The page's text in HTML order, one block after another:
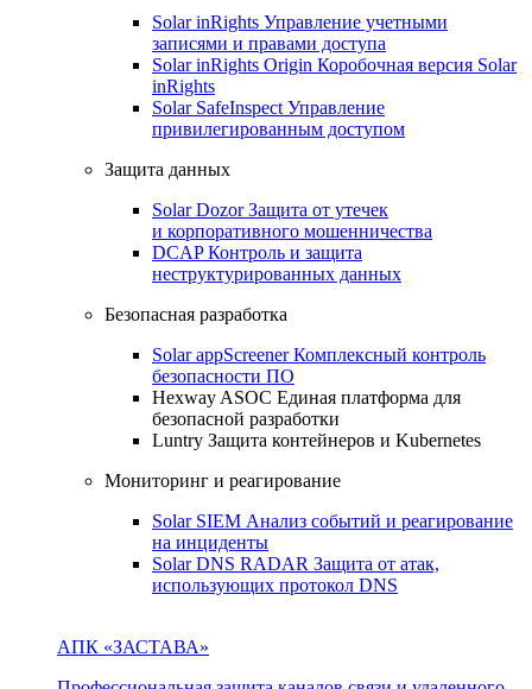
Solar inRights Управление учетными
записями и правами доступа
Solar inRights Origin Коробочная версия Solar
inRights
Solar SafeInspect Управление
привилегированным доступом
Защита данных
Solar DozorЗащита от утечек
и корпоративного мошенничества
DCAPКонтроль и защита
неструктурированных данных
Безопасная разработка
Solar appScreenerКомплексный контроль
безопасности ПО
Hexway ASOC Единая платформа для
безопасной разработки
Luntry Защита контейнеров и Kubernetes
Мониторинг и реагирование
Solar SIEM Анализ событий и реагирование
на инциденты
Solar DNS RADAR Защита от атак,
использующих протокол DNS
АПК «ЗАСТАВА»